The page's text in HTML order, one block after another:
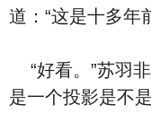
道：“这是十多年
“好看。”苏羽
是一个投影是不